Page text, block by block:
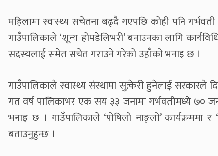
महिलामा स्वास्थ्य सचेतना बढ्दै गएपछि कोही पनि
गाउँपालिकाले ‘शून्य होमडेलिभरी’ बनाउनका लागि
सदस्यलाई समेत सचेत गराउने गरेको उहाँको भनाइ छ ।
गाउँपालिकाले स्वास्थ्य संस्थामा सुत्केरी हुनेलाई
गत वर्ष पालिकाभर एक सय ३३ जनामा गर्भवतीमध्ये ७०
भनाइ छ । गाउँपालिकाले ‘पोषिलो नाङ्लो’ कार्यक्रममा
बताउनुहुन्छ ।